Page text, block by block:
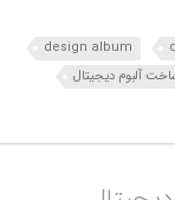
design album
آلبوم دیجیتال